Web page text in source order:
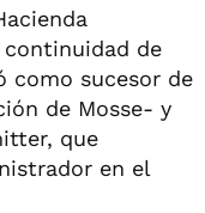
de
como sucesor de
de Mosse- y
que
en el